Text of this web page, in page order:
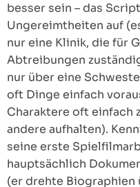
besser sein – das
Ungereimtheiten auf
nur eine Klinik, die für
Abtreibungen
nur über eine
oft Dinge einfach
Charaktere oft einfach
andere aufhalten).
seine erste
hauptsächlich
(er drehte Biographien